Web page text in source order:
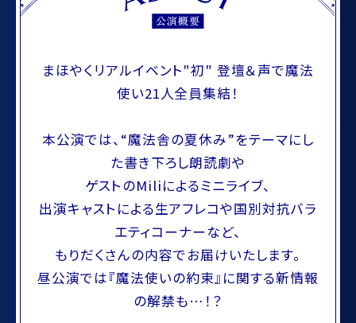
まほやくリアルイベント"初" 登壇＆声で魔法
使い21人全員集結！
本公演では、“魔法舎の夏休み”をテーマにし
た書き下ろし朗読劇や
ゲストのMiliによるミニライブ、
出演キャストによる生アフレコや国別対抗バラ
エティコーナーなど、
もりだくさんの内容でお届けいたします。
昼公演では『魔法使いの約束』に関する新情報
の解禁も…！？